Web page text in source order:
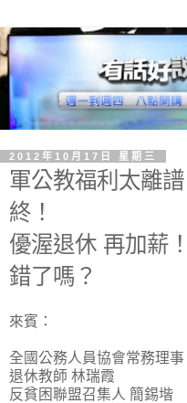
2012年10月17日 星期三
軍公教福利太離
終！
優渥退休 再加薪
錯了嗎？
來賓：
全國公務人員協會常務理事
退休教師 林瑞霞
反貧困聯盟召集人 簡錫堦